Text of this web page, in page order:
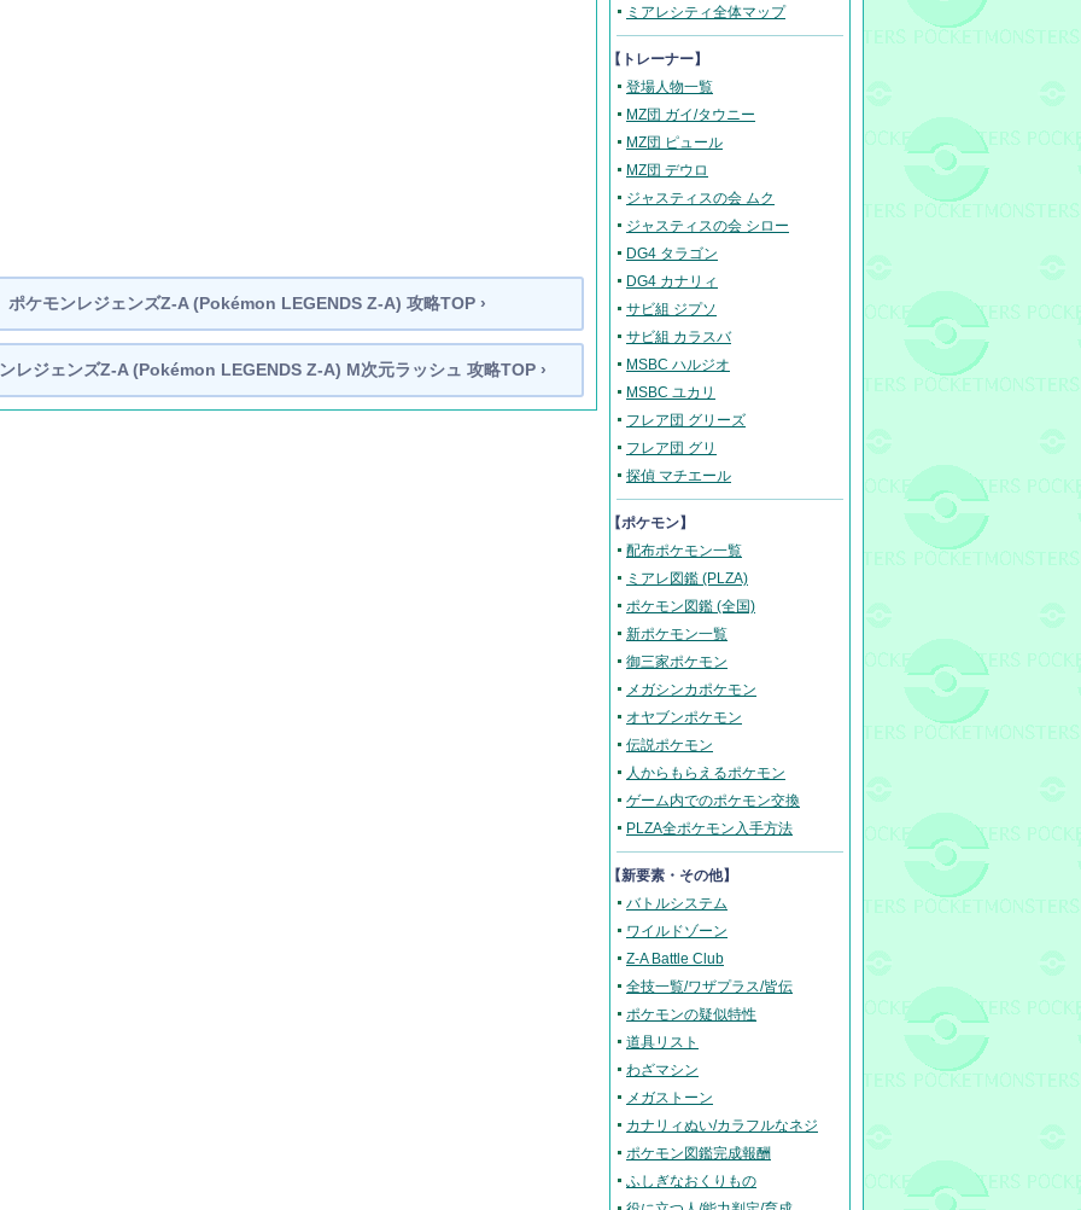
ポケモンレジェンズZ-A(Pokémon LEGENDS Z-A) 攻略TOP ›
レジェンズZ-A(Pokémon LEGENDS Z-A) M次元ラッシュ 攻略TOP ›
ミアレシティ全体マップ
【トレーナー】
登場人物一覧
MZ団 ガイ/タウニー
MZ団 ピュール
MZ団 デウロ
ジャスティスの会 ムク
ジャスティスの会 シロー
DG4 タラゴン
DG4 カナリィ
サビ組 ジプソ
サビ組 カラスバ
MSBC ハルジオ
MSBC ユカリ
フレア団 グリーズ
フレア団 グリ
探偵 マチエール
【ポケモン】
配布ポケモン一覧
ミアレ図鑑 (PLZA)
ポケモン図鑑 (全国)
新ポケモン一覧
御三家ポケモン
メガシンカポケモン
オヤブンポケモン
伝説ポケモン
人からもらえるポケモン
ゲーム内でのポケモン交換
PLZA全ポケモン入手方法
【新要素・その他】
バトルシステム
ワイルドゾーン
Z-A Battle Club
全技一覧/ワザプラス/皆伝
ポケモンの疑似特性
道具リスト
わざマシン
メガストーン
カナリィぬい/カラフルなネジ
ポケモン図鑑完成報酬
ふしぎなおくりもの